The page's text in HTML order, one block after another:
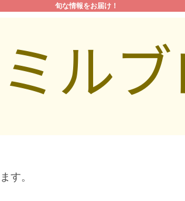
旬な情報をお届け！
す。